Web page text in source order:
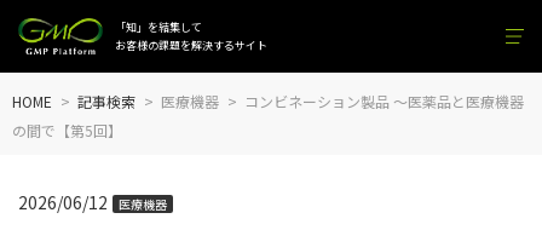
「知」を結集して
お客様の課題を解決するサイト
HOME 記事検索 医療機器
コンビネーション製品 ～医薬品と医療機器
の間で【第5回】
2026/06/12 医療機器